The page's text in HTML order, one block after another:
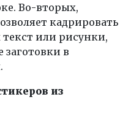
Во-вторых,
кадрировать
текст или рисунки,
в
из